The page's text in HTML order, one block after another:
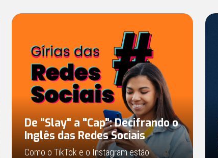
De "Slay" a "Cap": Decifrando o
Inglês das Redes Sociais
Como o TikTok e o Instagram estão